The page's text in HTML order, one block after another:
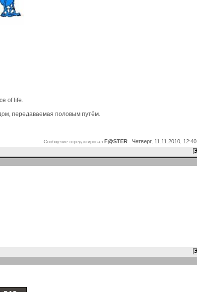
of life.
передаваемая половым путём.
Сообщение отредактировал F@STER - Четверг, 11.11.2010, 12:40